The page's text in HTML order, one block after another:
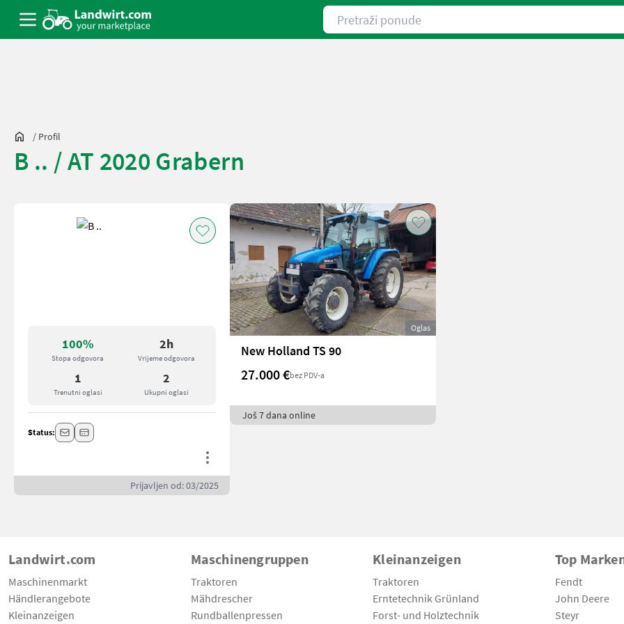
Pretraži ponude
/ Profil
B .. / AT 2020 Grabern
100%
Stopa odgovora
2h
Vrijeme odgovora
1
Trenutni oglasi
2
Ukupni oglasi
Status:
Prijavljen od: 03/2025
Oglas
New Holland TS 90
27.000 €bez PDV-a
Još 7 dana online
Landwirt.com
Maschinenmarkt
Händlerangebote
Kleinanzeigen
Maschinengruppen
Traktoren
Mähdrescher
Rundballenpressen
Kleinanzeigen
Traktoren
Erntetechnik Grünland
Forst- und Holztechnik
Top
Fendt
John Deere
Steyr